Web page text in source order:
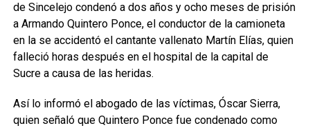
de Sincelejo condenó a dos años y ocho meses de prisión
a Armando Quintero Ponce, el conductor de la camioneta
en la se accidentó el cantante vallenato Martín Elías, quien
falleció horas después en el hospital de la capital de
Sucre a causa de las heridas.
Así lo informó el abogado de las víctimas, Óscar Sierra,
quien señaló que Quintero Ponce fue condenado como